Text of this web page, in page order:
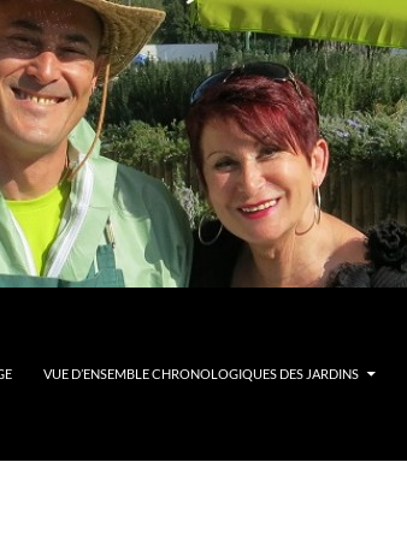
VUE D’ENSEMBLE CHRONOLOGIQUES DES JARDINS